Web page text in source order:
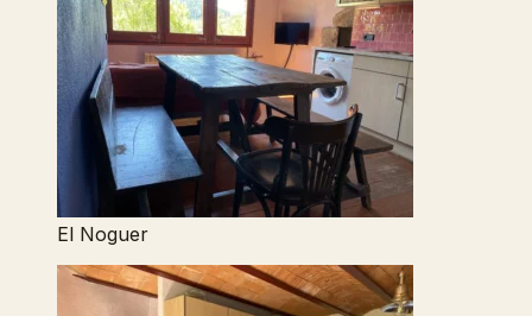
El Noguer